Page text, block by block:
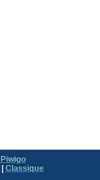
Piwigo
Classique